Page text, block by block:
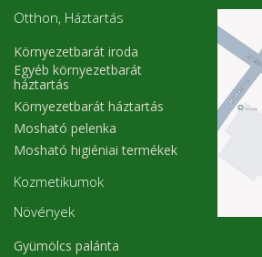
Otthon, Háztartás
Környezetbarát iroda
Egyéb környezetbarát
háztartás
Környezetbarát háztartás
Mosható pelenka
Mosható higiéniai termékek
Kozmetikumok
Növények
Gyümölcs palánta